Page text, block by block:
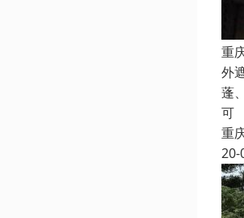
重
外
蓬
可
重
20-